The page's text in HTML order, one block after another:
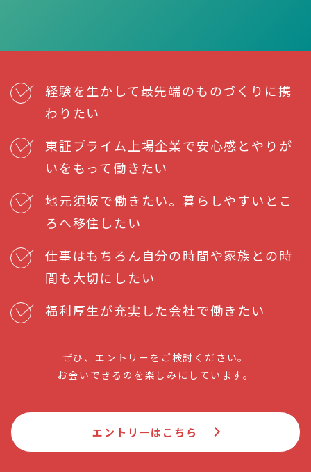
経験を生かして最先端のものづくりに携
わりたい
東証プライム上場企業で安心感とやりが
いをもって働きたい
地元須坂で働きたい。暮らしやすいとこ
ろへ移住したい
仕事はもちろん自分の時間や家族との時
間も大切にしたい
福利厚生が充実した会社で働きたい
ぜひ、エントリーをご検討ください。
お会いできるのを楽しみにしています。
エントリーはこちら